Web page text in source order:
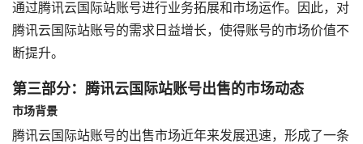
通过腾讯云国际站账号进行业务拓展和市场运作。因此，对
腾讯云国际站账号的需求日益增长，使得账号的市场价值不
断提升。
第三部分：腾讯云国际站账号出售的市场动态
市场背景
腾讯云国际站账号的出售市场近年来发展迅速，形成了一条